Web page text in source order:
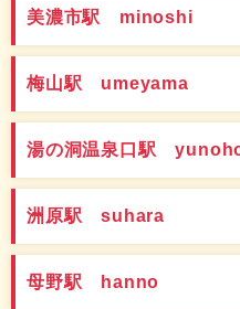
美濃市駅 minoshi
梅山駅 umeyama
湯の洞温泉口駅
洲原駅 suhara
母野駅 hanno